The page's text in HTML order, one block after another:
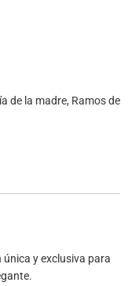
de la madre, Ramos de
única y exclusiva para